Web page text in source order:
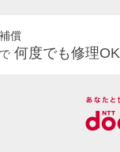
償
何度でも修理OK